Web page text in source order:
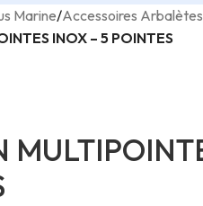
Marine/Accessoires Arbalètes
INOX – 5 POINTES